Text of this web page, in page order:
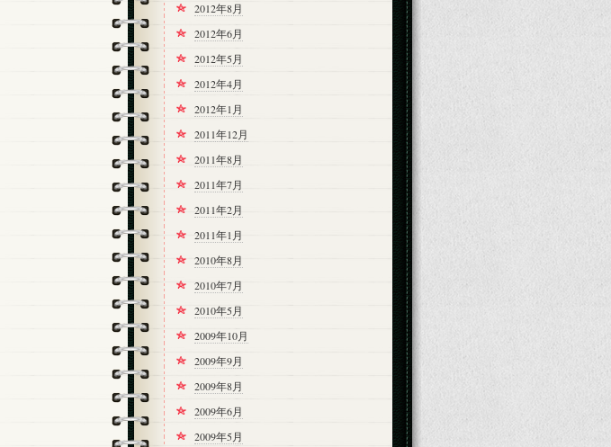
2012年8月
2012年6月
2012年5月
2012年4月
2012年1月
2011年12月
2011年8月
2011年7月
2011年2月
2011年1月
2010年8月
2010年7月
2010年5月
2009年10月
2009年9月
2009年8月
2009年6月
2009年5月